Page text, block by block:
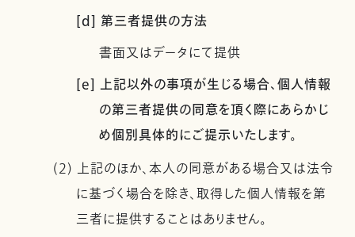
[d] 第三者提供の方法
書面又はデータにて提供
[e] 上記以外の事項が生じる場合、個人情報
の第三者提供の同意を頂く際にあらかじ
め個別具体的にご提示いたします。
(2) 上記のほか、本人の同意がある場合又は法令
に基づく場合を除き、取得した個人情報を第
三者に提供することはありません。